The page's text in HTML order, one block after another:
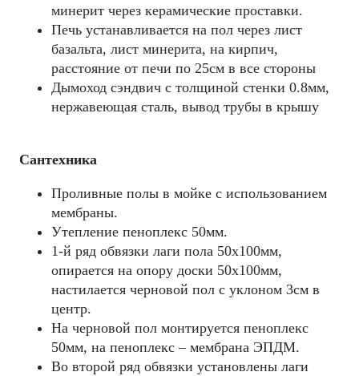
минерит через керамические проставки.
Печь устанавливается на пол через лист
базальта, лист минерита, на кирпич,
расстояние от печи по 25см в все стороны
Дымоход сэндвич с толщиной стенки 0.8мм,
нержавеющая сталь, вывод трубы в крышу
Сантехника
Проливные полы в мойке с использованием
мембраны.
Утепление пеноплекс 50мм.
1-й ряд обвязки лаги пола 50х100мм,
опирается на опору доски 50х100мм,
настилается черновой пол с уклоном 3см в
центр.
На черновой пол монтируется пеноплекс
50мм, на пеноплекс – мембрана ЭПДМ.
Во второй ряд обвязки установлены лаги